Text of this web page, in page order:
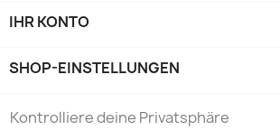
IHR KONTO
SHOP-EINSTELLUNGEN
Kontrolliere deine Privatsphäre